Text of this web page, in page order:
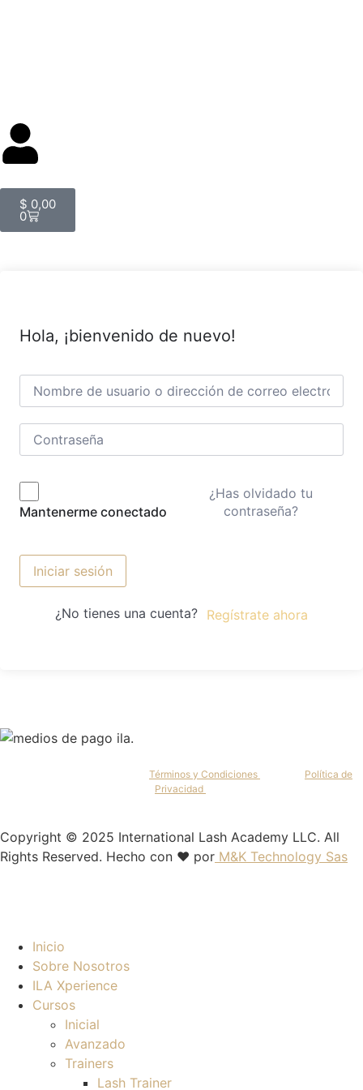
$ 0,00
0
Hola, ¡bienvenido de nuevo!
Mantenerme conectado
¿Has olvidado tu
contraseña?
Iniciar sesión
¿No tienes una cuenta? Regístrate ahora
Términos y Condiciones
Política de
Privacidad
Copyright © 2025 International Lash Academy LLC. All
Rights Reserved. Hecho con ❤️ por M&K Technology Sas
Inicio
Sobre Nosotros
ILA Xperience
Cursos
Inicial
Avanzado
Trainers
Lash Trainer